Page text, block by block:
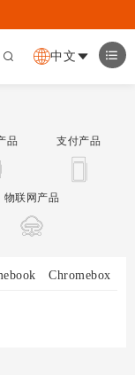
中文
品 支付产品
物联网产品
Chromebox